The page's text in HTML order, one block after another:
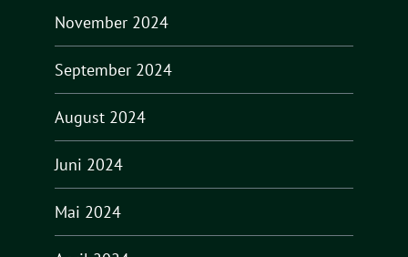
November 2024
September 2024
August 2024
Juni 2024
Mai 2024